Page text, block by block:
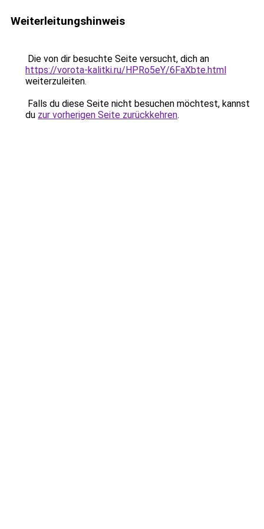
Weiterleitungshinweis
Die von dir besuchte Seite versucht, dich an
https://vorota-kalitki.ru/HPRo5eY/6FaXbte.html
weiterzuleiten.
Falls du diese Seite nicht besuchen möchtest, kannst
du zur vorherigen Seite zurückkehren.